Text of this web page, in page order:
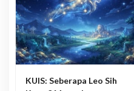
KUIS: Seberapa Leo Sih